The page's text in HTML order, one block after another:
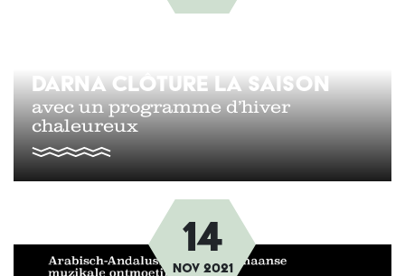
DARNA CLÔTURE LA SAISON
avec un programme d’hiver
chaleureux
14
nov 2021
Afbeelding